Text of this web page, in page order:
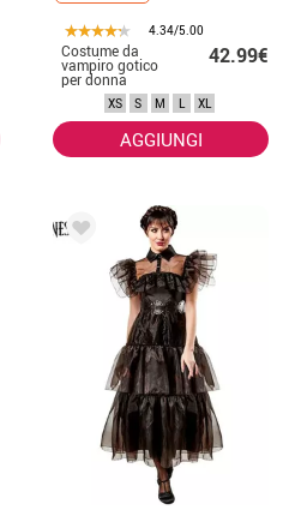
4.34/5.00
Costume da
vampiro gotico
per donna
42.99€
XS S M L XL
AGGIUNGI